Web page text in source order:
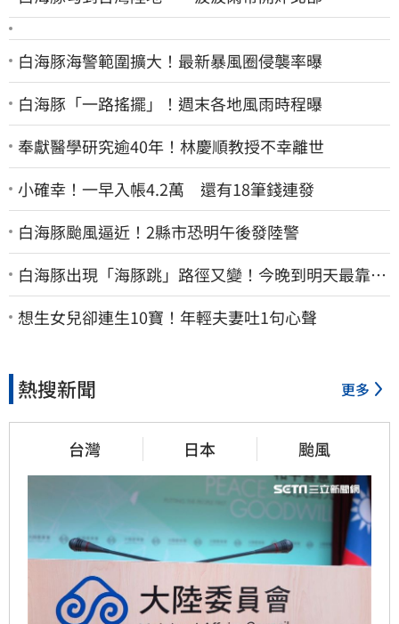
白海豚海警範圍擴大！最新暴風圈侵襲率曝
白海豚「一路搖擺」！週末各地風雨時程曝
奉獻醫學研究逾40年！林慶順教授不幸離世
小確幸！一早入帳4.2萬 還有18筆錢連發
白海豚颱風逼近！2縣市恐明午後發陸警
白海豚出現「海豚跳」路徑又變！今晚到明天最靠
近 風雨搖滾區曝光
想生女兒卻連生10寶！年輕夫妻吐1句心聲
熱搜新聞 更多
台灣 日本 颱風